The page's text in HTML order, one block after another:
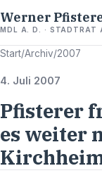
Werner
MDL A. D. · STADTRAT
Start/Archiv/2007
4. Juli 2007
Pfisterer
es weiter